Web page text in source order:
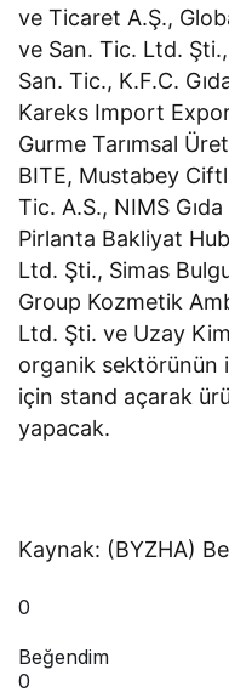
ve Ticaret A.Ş.,
ve San. Tic. Ltd.
San. Tic., K.F.C.
Kareks Import
Gurme Tarımsal
BITE, Mustabey
Tic. A.S., NIMS
Pirlanta Bakliyat
Ltd. Şti., Simas
Group Kozmetik
Ltd. Şti. ve Uzay
organik sektörünün
için stand açarak
yapacak.
Kaynak: (BYZHA)
0
Beğendim
0